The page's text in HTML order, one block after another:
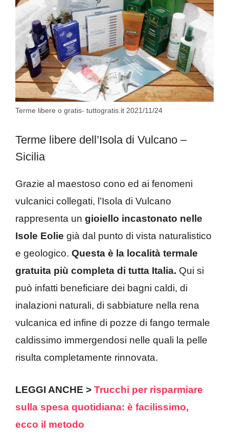
Terme libere o gratis- tuttogratis.it 2021/11/24
Terme libere dell’Isola di Vulcano –
Sicilia
Grazie al maestoso cono ed ai fenomeni
vulcanici collegati, l’Isola di Vulcano
rappresenta un gioiello incastonato nelle
Isole Eolie già dal punto di vista naturalistico
e geologico. Questa è la località termale
gratuita più completa di tutta Italia. Qui si
può infatti beneficiare dei bagni caldi, di
inalazioni naturali, di sabbiature nella rena
vulcanica ed infine di pozze di fango termale
caldissimo immergendosi nelle quali la pelle
risulta completamente rinnovata.
LEGGI ANCHE > Trucchi per risparmiare
sulla spesa quotidiana: è facilissimo,
ecco il metodo